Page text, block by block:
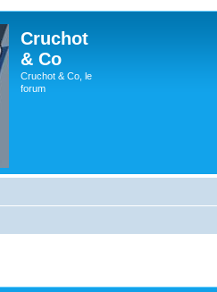
Cruchot
& Co
Cruchot & Co, le
forum